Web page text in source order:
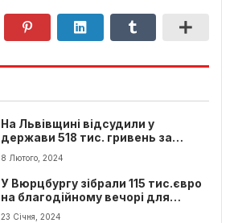
На Львівщині відсудили у
держави 518 тис. гривень за
незаконне звинувачення
правоохоронців
8 Лютого, 2024
У Вюрцбургу зібрали 115 тис.євро
на благодійному вечорі для
лікарень Львову
23 Січня, 2024